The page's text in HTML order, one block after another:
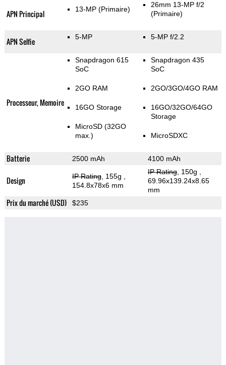
APN Principal 13-MP (Primaire)
26mm 13-MP f/2
(Primaire)
APN Selfie 5-MP 5-MP f/2.2
Processeur, Memoire
Snapdragon 615
SoC
2GO RAM
16GO Storage
MicroSD (32GO
max.)
Snapdragon 435
SoC
2GO/3GO/4GO RAM
16GO/32GO/64GO
Storage
MicroSDXC
Batterie 2500 mAh 4100 mAh
Design IP Rating, 155g
154.8x78x6 mm
IP Rating, 150g
69.96x139.24x8.65
mm
Prix du marché (USD) $235